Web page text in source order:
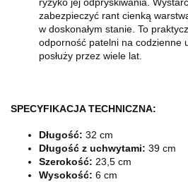
zabezpieczyć rant cienką
w doskonałym stanie. To
odporność patelni na codzienne
posłuży przez wiele lat.
SPECYFIKACJA TECHNICZNA:
Długość: 32 cm
Długość z uchwytami: 39 cm
Szerokość: 23,5 cm
Wysokość: 6 cm